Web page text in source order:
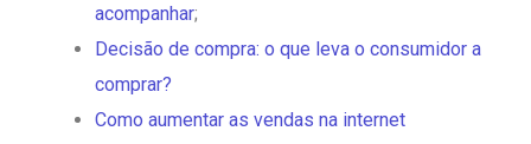
acompanhar;
Decisão de compra: o que leva o consumidor a
comprar?
Como aumentar as vendas na internet